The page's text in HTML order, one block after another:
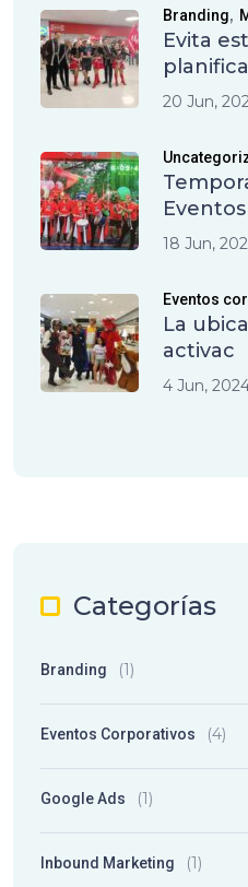
Branding,
Evita
20 Jun,
Eventos
18 Jun,
Eventos
La
activac
4 Jun,
Categorías
Branding (1)
Eventos Corporativos (4)
Google Ads (1)
Inbound Marketing (1)